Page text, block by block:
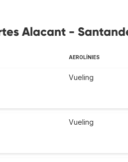
Alacant -
AEROLÍNIES
Vueling
Vueling